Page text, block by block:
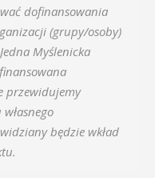
dofinansowania
(grupy/osoby)
Myślenicka
przewidujemy
będzie wkład